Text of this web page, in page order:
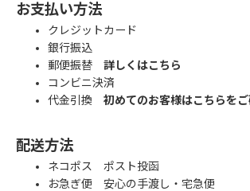
お支払い方法
クレジットカード
銀行振込
郵便振替 詳しくはこちら
コンビニ決済
代金引換 初めてのお客様はこちらを
配送方法
ネコポス ポスト投函
お急ぎ便 安心の手渡し・宅急便